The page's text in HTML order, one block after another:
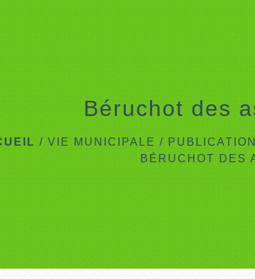
Béruchot des
/ VIE MUNICIPALE/
BÉRUCHOT DES